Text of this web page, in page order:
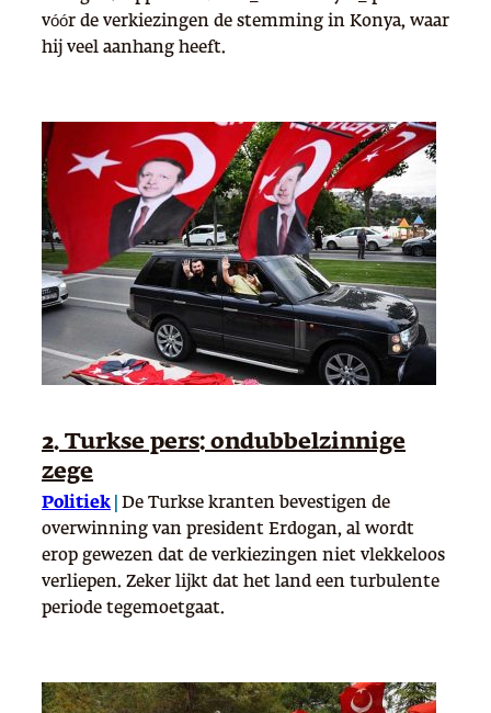
vóór de verkiezingen de stemming in Konya, waar
hij veel aanhang heeft.
2. Turkse pers: ondubbelzinnige
zege
Politiek
De Turkse kranten bevestigen de
overwinning van president Erdogan, al wordt
erop gewezen dat de verkiezingen niet vlekkeloos
verliepen. Zeker lijkt dat het land een turbulente
periode tegemoetgaat.